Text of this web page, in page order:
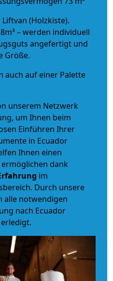
(Holzkiste).
– werden individuell
angefertigt und
Größe.
auch auf einer Palette
unserem Netzwerk
um Ihnen beim
Einführen Ihrer
in Ecuador
Ihnen einen
ermöglichen dank
im
Durch unsere
alle notwendigen
nach Ecuador